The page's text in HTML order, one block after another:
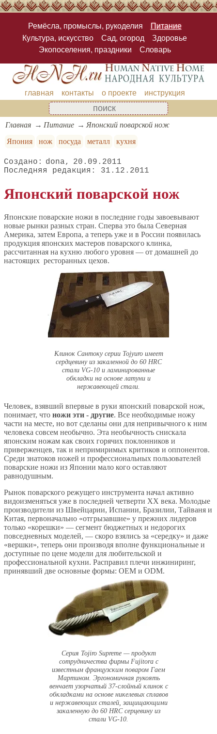
Ремёсла, промыслы, рукоделия
Питание
Культура, искусство
Сад, огород
Здоровье
Экопоселения, праздники
Словарь
главная контакты о проекте инструкция
Главная Питание
Японский поварской нож
Япония
нож посуда металл кухня
dona
20.09.2011
31.12.2011
Японский поварской нож
Японские поварские ножи в последние годы завоевывают
новые рынки разных стран. Сперва это была Северная
Америка, затем Европа, а теперь уже и в России появилась
продукция японских мастеров поварского клинка,
рассчитанная на кухню любого уровня — от домашней до
настоящих ресторанных цехов.
Клинок Сантоку серии Tojyuro имеет
сердцевину из закаленной до 60 HRC
стали VG-10 и ламинированные
обкладки на основе латуни и
нержавеющей стали.
Человек, взявший впервые в руки японский поварской нож,
понимает, что ножи эти - другие. Все необходимые ножу
части на месте, но вот сделаны они для непривычного к ним
человека совсем необычно. Эта необычность снискала
японским ножам как своих горячих поклонников и
приверженцев, так и непримиримых критиков и оппонентов.
Среди знатоков ножей и профессиональных пользователей
поварские ножи из Японии мало кого оставляют
равнодушным.
Рынок поварского режущего инструмента начал активно
видоизменяться уже в последней четверти XX века. Молодые
производители из Швейцарии, Испании, Бразилии, Тайваня и
Китая, первоначально «отгрызавшие» у прежних лидеров
только «корешки» — сегмент бюджетных и недорогих
повседневных моделей, — скоро взялись за «середку» и даже
«вершки», теперь они производя вполне функциональные и
доступные по цене модели для любительской и
профессиональной кухни. Расправил плечи инжиниринг,
принявший две основные формы: OEM и ODM.
Серия Tojiro Supreme — продукт
сотрудничества фирмы Fujitora с
известным французским поваром Гаем
Мартином. Эргономичная рукоять
венчает узорчатый 37-слойный клинок с
обкладками на основе никелевых сплавов
и нержавеющих сталей, защищающими
закаленную до 60 HRC серцевину из
стали VG-10.